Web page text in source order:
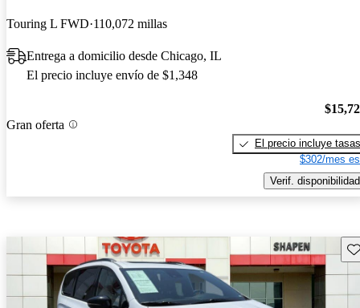
Touring L FWD 110,072 millas
Entrega a domicilio desde Chicago, IL
El precio incluye envío de $1,348
Gran oferta
El precio incluye tasas
$302/mes
Verif. disponibilidad